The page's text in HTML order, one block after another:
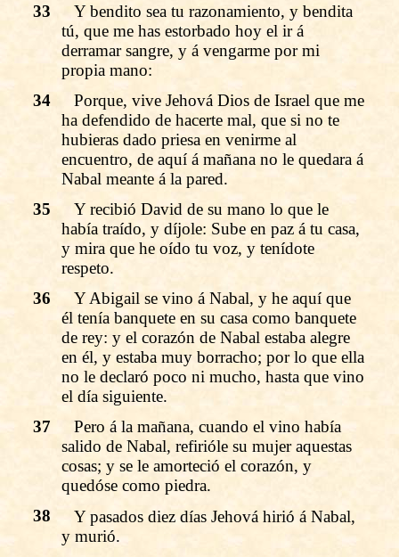
33
Y bendito sea tu razonamiento, y bendita
tú, que me has estorbado hoy el ir á
derramar sangre, y á vengarme por mi
propia mano:
34
Porque, vive Jehová Dios de Israel que me
ha defendido de hacerte mal, que si no te
hubieras dado priesa en venirme al
encuentro, de aquí á mañana no le quedara á
Nabal meante á la pared.
35
Y recibió David de su mano lo que le
había traído, y díjole: Sube en paz á tu casa,
y mira que he oído tu voz, y tenídote
respeto.
36
Y Abigail se vino á Nabal, y he aquí que
él tenía banquete en su casa como banquete
de rey: y el corazón de Nabal estaba alegre
en él, y estaba muy borracho; por lo que ella
no le declaró poco ni mucho, hasta que vino
el día siguiente.
37
Pero á la mañana, cuando el vino había
salido de Nabal, refirióle su mujer aquestas
cosas; y se le amorteció el corazón, y
quedóse como piedra.
38
Y pasados diez días Jehová hirió á Nabal,
y murió.